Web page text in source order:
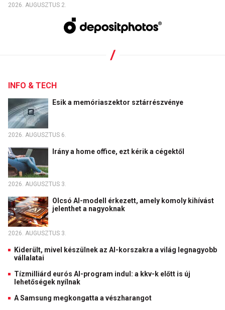
2026. AUGUSZTUS 2.
INFO & TECH
Esik a memóriaszektor sztárrészvénye
2026. AUGUSZTUS 6.
Irány a home office, ezt kérik a cégektől
2026. AUGUSZTUS 3.
Olcsó AI-modell érkezett, amely komoly kihívást
jelenthet a nagyoknak
2026. AUGUSZTUS 3.
Kiderült, mivel készülnek az AI-korszakra a világ legnagyobb
vállalatai
Tízmilliárd eurós AI-program indul: a kkv-k előtt is új
lehetőségek nyílnak
A Samsung megkongatta a vészharangot